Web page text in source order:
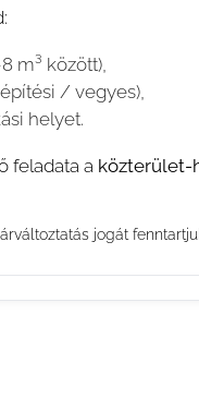
m³ között),
/ vegyes),
helyet.
feladata a közterület-
jogát